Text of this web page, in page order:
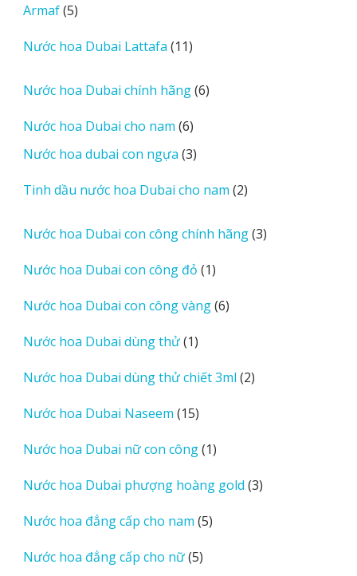
Armaf 55
phẩm
Nước hoa Dubai Lattafa 1111
phẩm
Nước hoa Dubai chính hãng 66
Nước hoa Dubai cho nam 66
sản
phẩm
Nước hoa dubai con ngựa 33
phẩm
Tinh dầu nước hoa Dubai cho nam 22
phẩm
Nước hoa Dubai con công chính hãng 33
Nước hoa Dubai con công đỏ 11
phẩm
Nước hoa Dubai con công vàng 66
Nước hoa Dubai dùng thử 11
phẩm
Nước hoa Dubai dùng thử chiết 3ml 22
Nước hoa Dubai Naseem 1515
phẩm
Nước hoa Dubai nữ con công 11
phẩm
Nước hoa Dubai phượng hoàng gold 33
Nước hoa đẳng cấp cho nam 55
Nước hoa đẳng cấp cho nữ 55